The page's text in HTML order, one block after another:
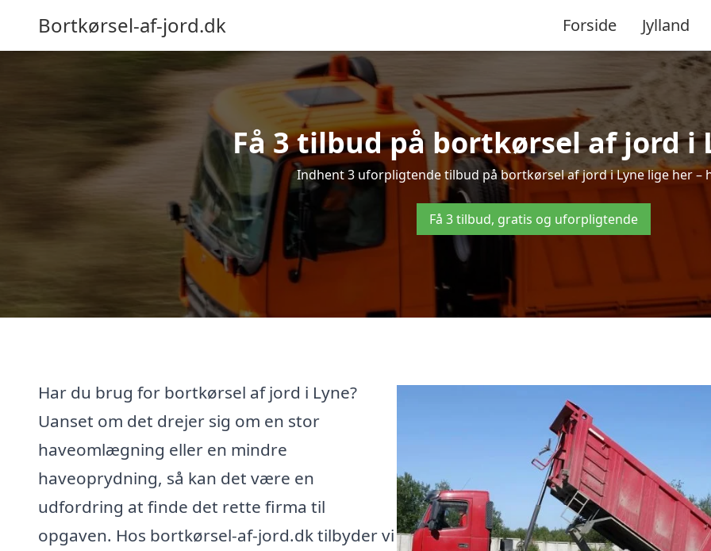
Bortkørsel-af-jord.dk Forside Jylland
Få 3 tilbud på bortkørsel af jord i
Indhent 3 uforpligtende tilbud på bortkørsel af jord i Lyne lige her –
Få 3 tilbud, gratis og uforpligtende
Har du brug for bortkørsel af jord i Lyne?
Uanset om det drejer sig om en stor
haveomlægning eller en mindre
haveoprydning, så kan det være en
udfordring at finde det rette firma til
opgaven. Hos bortkørsel-af-jord.dk tilbyder vi